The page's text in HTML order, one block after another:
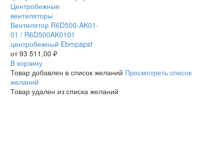
Вентилятор
R6D500-
AK01-
01
/
R6D500AK0101
центробежный
Ebmpapst
Центробежные
вентиляторы
Вентилятор R6D500-AK01-
01 / R6D500AK0101
центробежный Ebmpapst
от93 511,00 ₽
В корзину
Товар добавлен в список желаний Просмотреть список
желаний
Товар удален из списка желаний